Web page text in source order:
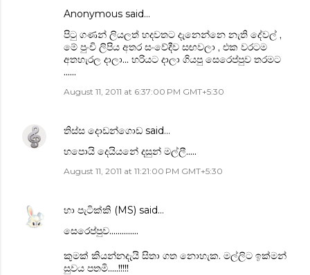
Anonymous said…
පිටු ගණන් ලියලත් හදවතට දැනෙන්නෙ නැති දේවල් ,
මේ පුංචි ලිපිය අතර සංවේදීව සඟවලා , එක වරටම
අතහැරල දාලා... හරියට දාලා ගියපු සෙරෙප්පුව තරමට
......
August 11, 2011 at 6:37:00 PM GMT+5:30
තිස්ස දොඩන්ගොඩ said…
හපොයි දෙයියනේ දසුන් මල්ලී.....
August 11, 2011 at 11:21:00 PM GMT+5:30
හා පැටික්කි (MS) said…
‍සෙ‍රෙප්පුව..............
කුමක් කියන්නදැයි සිතා ගත ‍නොහැක. මල්ලිට ඉක්මන්
සුවය පතමි.....!!!!!